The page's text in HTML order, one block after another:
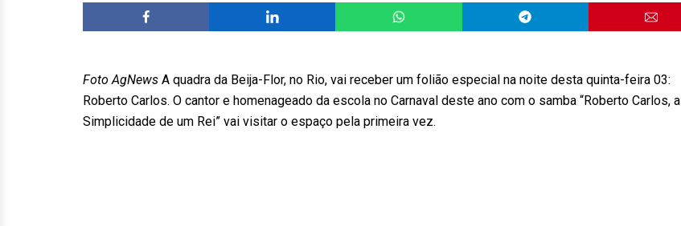
Foto AgNews A quadra da Beija-Flor, no Rio, vai receber um folião especial na noite desta quinta-feira 03:
Roberto Carlos. O cantor e homenageado da escola no Carnaval deste ano com o samba “Roberto Carlos, a
Simplicidade de um Rei” vai visitar o espaço pela primeira vez.